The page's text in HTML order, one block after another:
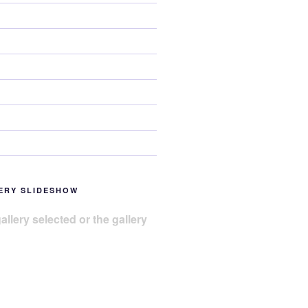
SLIDESHOW
selected or the gallery